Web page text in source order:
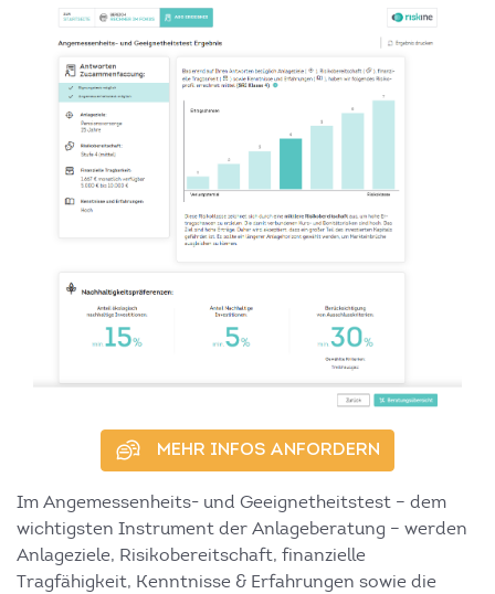
Im Angemessenheits- und Geeignetheitstest – dem
wichtigsten Instrument der Anlageberatung – werden
Anlageziele, Risikobereitschaft, finanzielle
Tragfähigkeit, Kenntnisse & Erfahrungen sowie die
MEHR INFOS ANFORDERN